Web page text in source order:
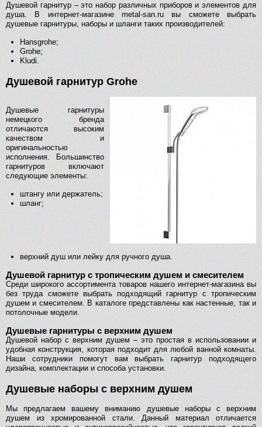
Душевой гарнитур – это набор различных приборов и элементов для
душа. В интернет-магазине metal-san.ru вы сможете выбрать
душевые гарнитуры, наборы и шланги таких производителей:
Hansgrohe;
Grohe;
Kludi.
Душевой гарнитур Grohe
Душевые гарнитуры
немецкого бренда
отличаются высоким
качеством и
оригинальностью
исполнения. Большинство
гарнитуров включают
следующие элементы:
штангу или держатель;
шланг;
верхний душ или лейку для ручного душа.
Душевой гарнитур с тропическим душем и смесителем
Среди широкого ассортимента товаров нашего интернет-магазина вы
без труда сможете выбрать подходящий гарнитур с тропическим
душем и смесителем. В каталоге представлены как настенные, так и
потолочные модели.
Душевые гарнитуры с верхним душем
Душевой набор с верхним душем – это простая в использовании и
удобная конструкция, которая подходит для любой ванной комнаты.
Наши сотрудники помогут вам выбрать гарнитур подходящего
дизайна, комплектации и способа установки.
Душевые наборы с верхним душем
Мы предлагаем вашему вниманию душевые наборы с верхним
душем из хромированной стали. Данный материал отличается